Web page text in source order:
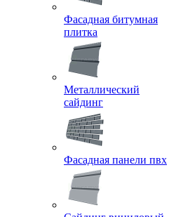
Фасадная битумная
плитка
Металлический
сайдинг
Фасадная панели пвх